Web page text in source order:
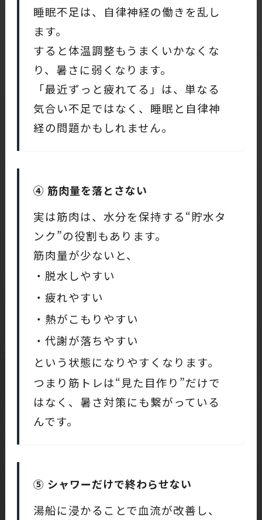
睡眠不足は、自律神経の働きを乱し
ます。
すると体温調整もうまくいかなくな
り、暑さに弱くなります。
「最近ずっと疲れてる」は、単なる
気合い不足ではなく、睡眠と自律神
経の問題かもしれません。
④ 筋肉量を落とさない
実は筋肉は、水分を保持する“貯水タ
ンク”の役割もあります。
筋肉量が少ないと、
・脱水しやすい
・疲れやすい
・熱がこもりやすい
・代謝が落ちやすい
という状態になりやすくなります。
つまり筋トレは“見た目作り”だけで
はなく、暑さ対策にも繋がっている
んです。
⑤ シャワーだけで終わらせない
湯船に浸かることで血流が改善し、